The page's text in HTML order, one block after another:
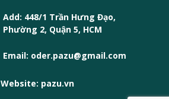
Add: 448/1 Trần Hưng Đạo,
Phường 2, Quận 5, HCM
Email: oder.pazu@gmail.com
Website: pazu.vn